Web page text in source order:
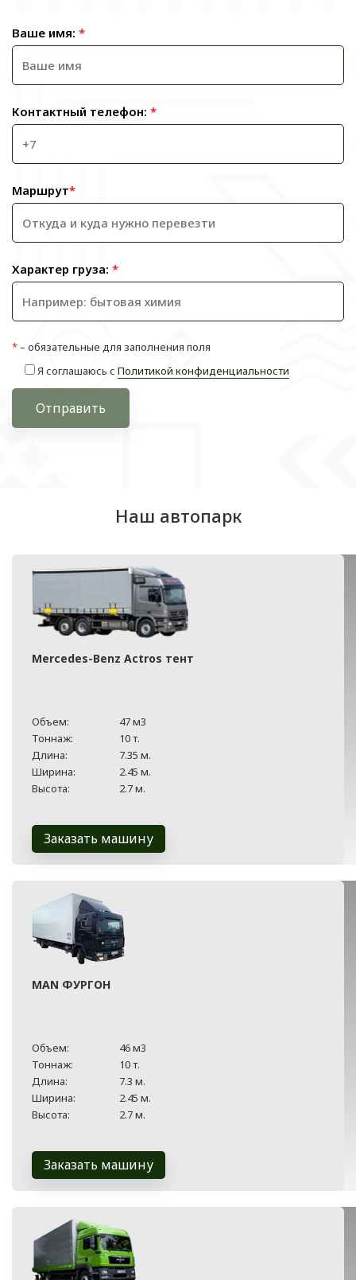
Ваше имя: *
Контактный телефон: *
Маршрут*
Характер груза: *
* – обязательные для заполнения поля
Я соглашаюсь с Политикой конфиденциальности
Отправить
Наш автопарк
Mercedes-Benz Actros тент
Объем:
47 м3
Тоннаж:
10 т.
Длина:
7.35 м.
Ширина:
2.45 м.
Высота:
2.7 м.
Заказать машину
MAN ФУРГОН
Объем:
46 м3
Тоннаж:
10 т.
Длина:
7.3 м.
Ширина:
2.45 м.
Высота:
2.7 м.
Заказать машину